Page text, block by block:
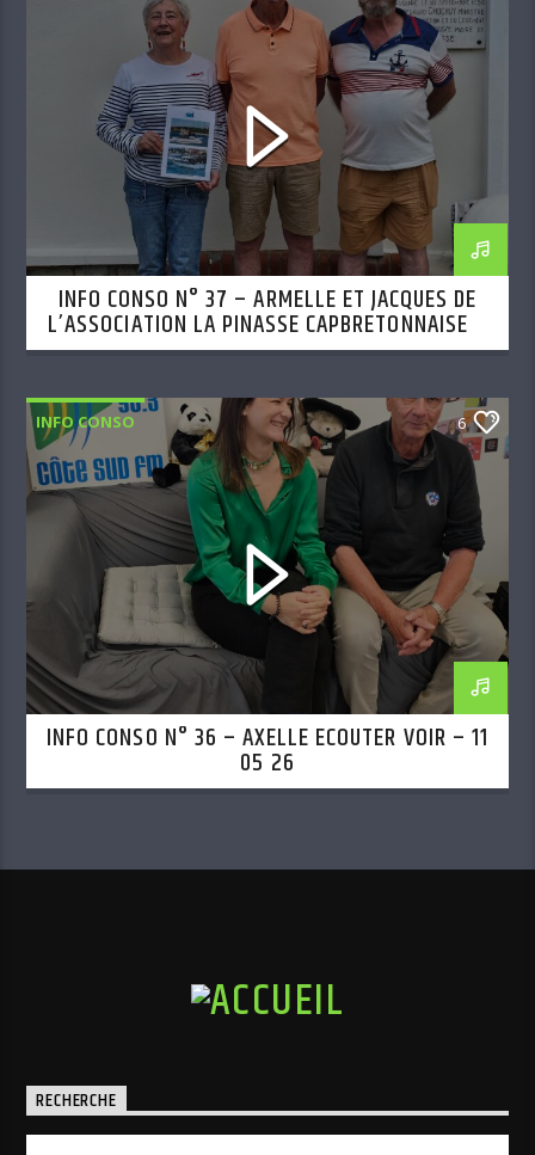
INFO CONSO N° 37 – ARMELLE ET JACQUES DE
L’ASSOCIATION LA PINASSE CAPBRETONNAISE –
01 06 26
INFO CONSO 6
INFO CONSO N° 36 – AXELLE ECOUTER VOIR – 11
05 26
RECHERCHE